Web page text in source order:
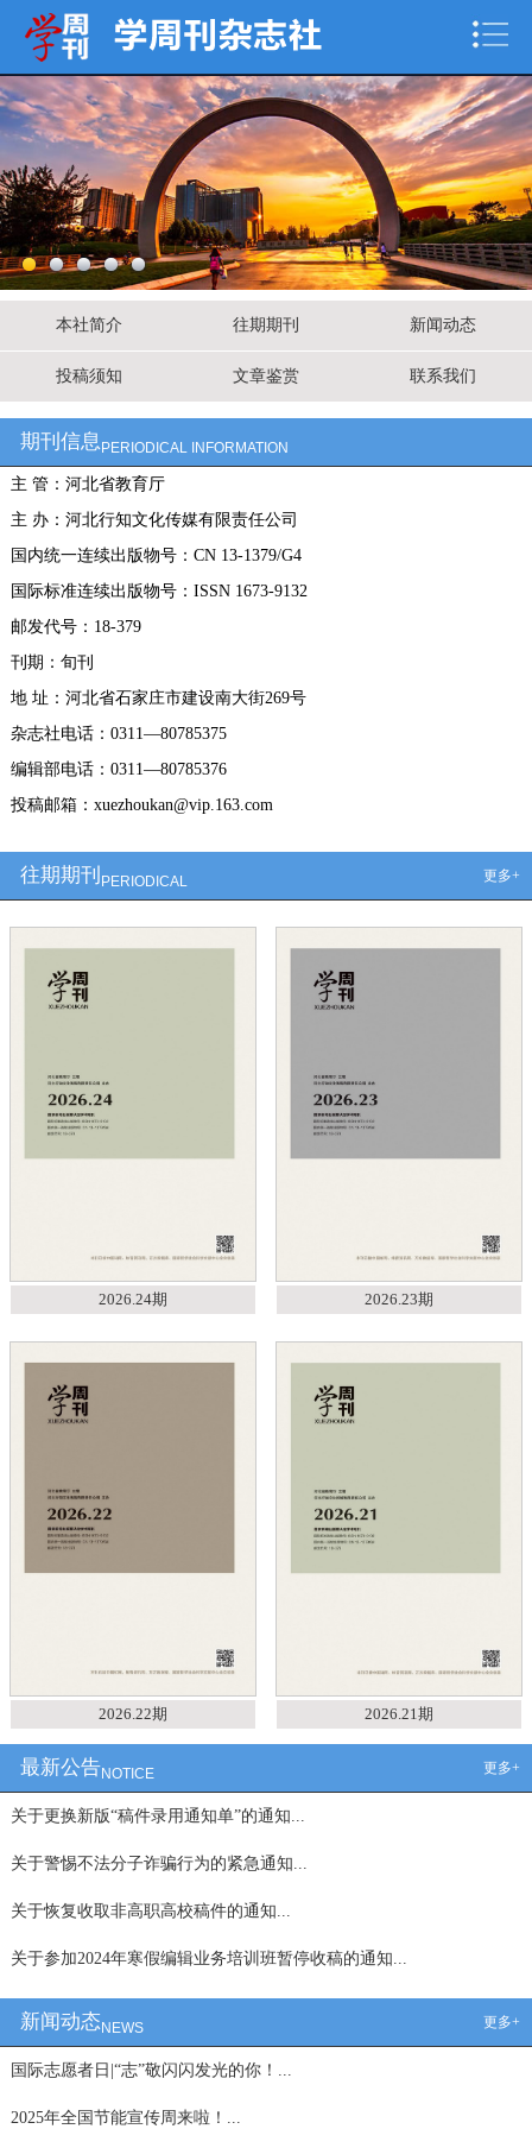
本社简介 往期期刊 新闻动态
投稿须知 文章鉴赏 联系我们
期刊信息 PERIODICAL INFORMATION
主 管：河北省教育厅
主 办：河北行知文化传媒有限责任公司
国内统一连续出版物号：CN 13-1379/G4
国际标准连续出版物号：ISSN 1673-9132
邮发代号：18-379
刊期：旬刊
地 址：河北省石家庄市建设南大街269号
杂志社电话：0311—80785375
编辑部电话：0311—80785376
投稿邮箱：xuezhoukan@vip.163.com
往期期刊 PERIODICAL 更多+
2026.24期 2026.23期
2026.22期 2026.21期
最新公告NOTICE 更多+
关于更换新版“稿件录用通知单”的通知...
关于警惕不法分子诈骗行为的紧急通知...
关于恢复收取非高职高校稿件的通知...
关于参加2024年寒假编辑业务培训班暂停收稿的通知...
新闻动态NEWS 更多+
国际志愿者日|“志”敬闪闪发光的你！...
2025年全国节能宣传周来啦！...